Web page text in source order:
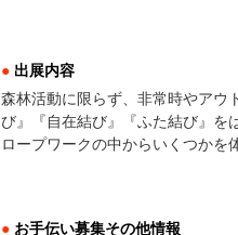
● 出展内容
森林活動に限らず、非常時やアウ
び』『自在結び』『ふた結び』を
ロープワークの中からいくつかを
● お手伝い募集その他情報